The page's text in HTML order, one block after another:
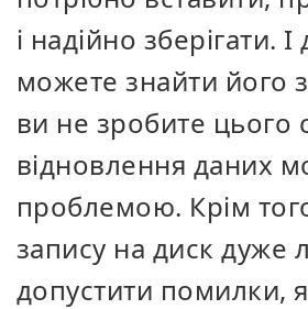
і надійно зберігати.
можете знайти його
ви не зробите цього
відновлення даних
проблемою. Крім
запису на диск дуже
допустити помилки,